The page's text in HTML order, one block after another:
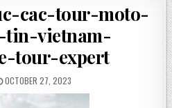
cac-tour-moto-
tin-vietnam-
tour-expert
POSTED
ON
OCTOBER 27, 2023